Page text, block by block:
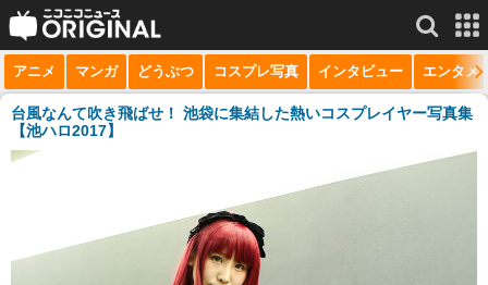
サービス一覧 もっと見る
niconico
ニュース
アニメ マンガ どうぶつ コスプレ写真 インタビュー エンタメ
台風なんて吹き飛ばせ！ 池袋に集結した熱いコスプレイヤー写真集
【池ハロ2017】